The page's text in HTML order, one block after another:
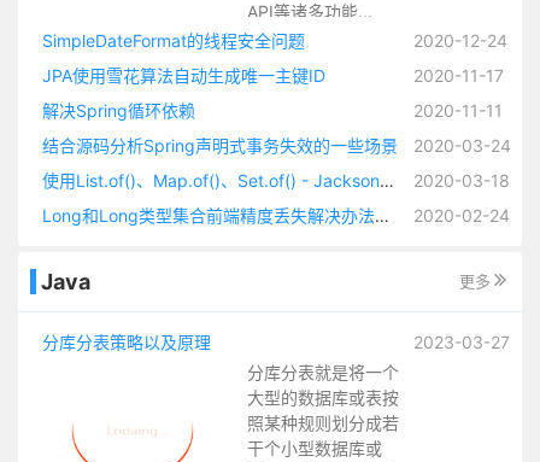
API等诸多功能...
SimpleDateFormat的线程安全问题
2020-12-24
JPA使用雪花算法自动生成唯一主键ID
2020-11-17
解决Spring循环依赖
2020-11-11
结合源码分析Spring声明式事务失效的一些场景
2020-03-24
使用List.of()、Map.of()、Set.of() - Jackson无法反序列化Redis缓存（缓存有类型标识的时候）
2020-03-18
Long和Long类型集合前端精度丢失解决办法锦集以及自定义JSON序列化方法
2020-02-24
Java 更多
分库分表策略以及原理
分库分表就是将一个
大型的数据库或表按
照某种规则划分成若
干个小型数据库或
2023-03-27